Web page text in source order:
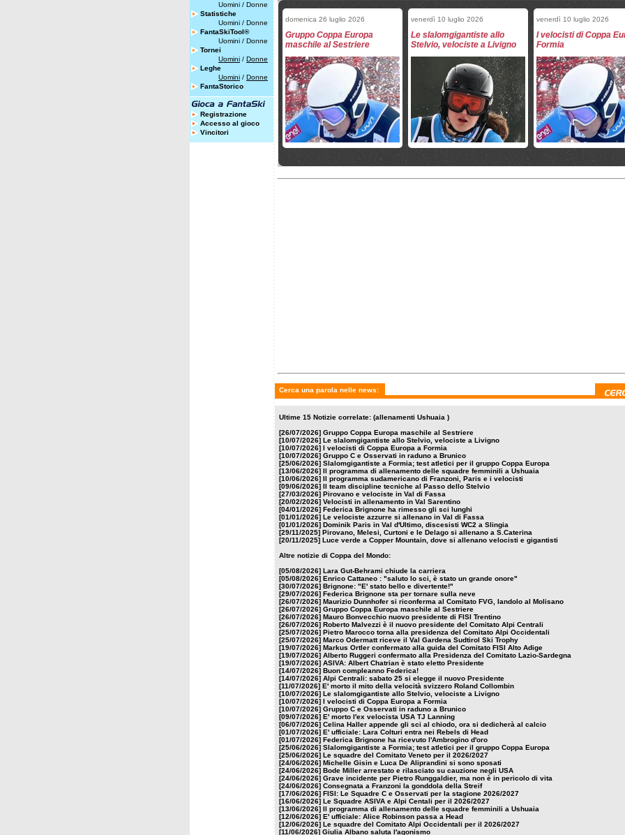
Uomini / Donne
Statistiche
Uomini / Donne
FantaSkiTool®
Uomini / Donne
Tornei
Uomini / Donne
Leghe
Uomini / Donne
FantaStorico
Registrazione
Accesso al gioco
Vincitori
domenica 26 luglio 2026
Gruppo Coppa Europa
maschile al Sestriere
venerdì 10 luglio 2026
Le slalomgigantiste allo
Stelvio, velociste a Livigno
venerdì 10 luglio 2026
I velocisti di Coppa
Formia
Cerca una parola nelle news:
Ultime 15 Notizie correlate: (allenamenti Ushuaia )
[26/07/2026] Gruppo Coppa Europa maschile al Sestriere
[10/07/2026] Le slalomgigantiste allo Stelvio, velociste a Livigno
[10/07/2026] I velocisti di Coppa Europa a Formia
[10/07/2026] Gruppo C e Osservati in raduno a Brunico
[25/06/2026] Slalomgigantiste a Formia; test atletici per il gruppo Coppa Europa
[13/06/2026] Il programma di allenamento delle squadre femminili a Ushuaia
[10/06/2026] Il programma sudamericano di Franzoni, Paris e i velocisti
[09/06/2026] Il team discipline tecniche al Passo dello Stelvio
[27/03/2026] Pirovano e velociste in Val di Fassa
[20/02/2026] Velocisti in allenamento in Val Sarentino
[04/01/2026] Federica Brignone ha rimesso gli sci lunghi
[01/01/2026] Le velociste azzurre si allenano in Val di Fassa
[01/01/2026] Dominik Paris in Val d'Ultimo, discesisti WC2 a Slingia
[29/11/2025] Pirovano, Melesi, Curtoni e le Delago si allenano a S.Caterina
[20/11/2025] Luce verde a Copper Mountain, dove si allenano velocisti e gigantisti
Altre notizie di Coppa del Mondo:
[05/08/2026] Lara Gut-Behrami chiude la carriera
[05/08/2026] Enrico Cattaneo : "saluto lo sci, è stato un grande onore"
[30/07/2026] Brignone: "E' stato bello e divertente!"
[29/07/2026] Federica Brignone sta per tornare sulla neve
[26/07/2026] Maurizio Dunnhofer si riconferma al Comitato FVG, Iandolo al Molisano
[26/07/2026] Gruppo Coppa Europa maschile al Sestriere
[26/07/2026] Mauro Bonvecchio nuovo presidente di FISI Trentino
[26/07/2026] Roberto Malvezzi è il nuovo presidente del Comitato Alpi Centrali
[25/07/2026] Pietro Marocco torna alla presidenza del Comitato Alpi Occidentali
[25/07/2026] Marco Odermatt riceve il Val Gardena Sudtirol Ski Trophy
[19/07/2026] Markus Ortler confermato alla guida del Comitato FISI Alto Adige
[19/07/2026] Alberto Ruggeri confermato alla Presidenza del Comitato Lazio-Sardegna
[19/07/2026] ASIVA: Albert Chatrian è stato eletto Presidente
[14/07/2026] Buon compleanno Federica!
[14/07/2026] Alpi Centrali: sabato 25 si elegge il nuovo Presidente
[11/07/2026] E' morto il mito della velocità svizzero Roland Collombin
[10/07/2026] Le slalomgigantiste allo Stelvio, velociste a Livigno
[10/07/2026] I velocisti di Coppa Europa a Formia
[10/07/2026] Gruppo C e Osservati in raduno a Brunico
[09/07/2026] E' morto l'ex velocista USA TJ Lanning
[06/07/2026] Celina Haller appende gli sci al chiodo, ora si dedicherà al calcio
[01/07/2026] E' ufficiale: Lara Colturi entra nei Rebels di Head
[01/07/2026] Federica Brignone ha ricevuto l'Ambrogino d'oro
[25/06/2026] Slalomgigantiste a Formia; test atletici per il gruppo Coppa Europa
[25/06/2026] Le squadre del Comitato Veneto per il 2026/2027
[24/06/2026] Michelle Gisin e Luca De Aliprandini si sono sposati
[24/06/2026] Bode Miller arrestato e rilasciato su cauzione negli USA
[24/06/2026] Grave incidente per Pietro Runggaldier, ma non è in pericolo di vita
[24/06/2026] Consegnata a Franzoni la gonddola della Streif
[17/06/2026] FISI: Le Squadre C e Osservati per la stagione 2026/2027
[16/06/2026] Le Squadre ASIVA e Alpi Centali per il 2026/2027
[13/06/2026] Il programma di allenamento delle squadre femminili a Ushuaia
[12/06/2026] E' ufficiale: Alice Robinson passa a Head
[12/06/2026] Le squadre del Comitato Alpi Occidentali per il 2026/2027
[11/06/2026] Giulia Albano saluta l'agonismo